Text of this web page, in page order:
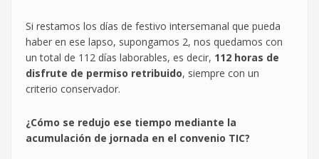
Si restamos los días de festivo intersemanal que pueda
haber en ese lapso, supongamos 2, nos quedamos con
un total de 112 días laborables, es decir, 112 horas de
disfrute de permiso retribuido, siempre con un
criterio conservador.
¿Cómo se redujo ese tiempo mediante la
acumulación de jornada en el convenio TIC?